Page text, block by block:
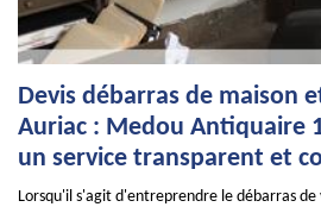
Devis débarras de maison
Auriac : Medou Antiquaire
un service transparent et
Lorsqu'il s'agit d'entreprendre le débarras de